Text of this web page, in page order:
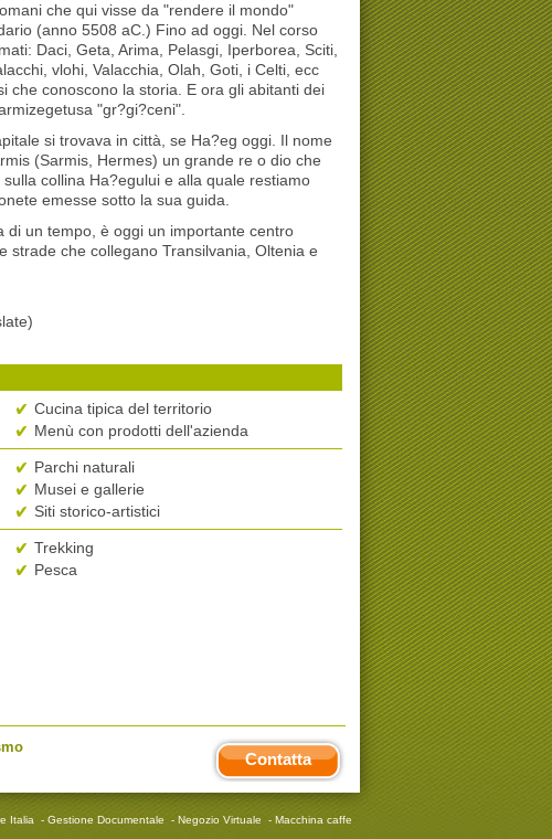
che qui visse da "rendere il mondo"
(anno 5508 aC.) Fino ad oggi. Nel corso
Daci, Geta, Arima, Pelasgi, Iperborea, Sciti,
vlohi, Valacchia, Olah, Goti, i Celti, ecc
che conoscono la storia. E ora gli abitanti dei
"gr?gi?ceni".
si trovava in città, se Ha?eg oggi. Il nome
(Sarmis, Hermes) un grande re o dio che
collina Ha?egului e alla quale restiamo
emesse sotto la sua guida.
di un tempo, è oggi un importante centro
strade che collegano Transilvania, Oltenia e
Cucina tipica del territorio
Menù con prodotti dell'azienda
Parchi naturali
Musei e gallerie
Siti storico-artistici
Trekking
Pesca
Contatta
Italia - Gestione Documentale - Negozio Virtuale - Macchina caffe